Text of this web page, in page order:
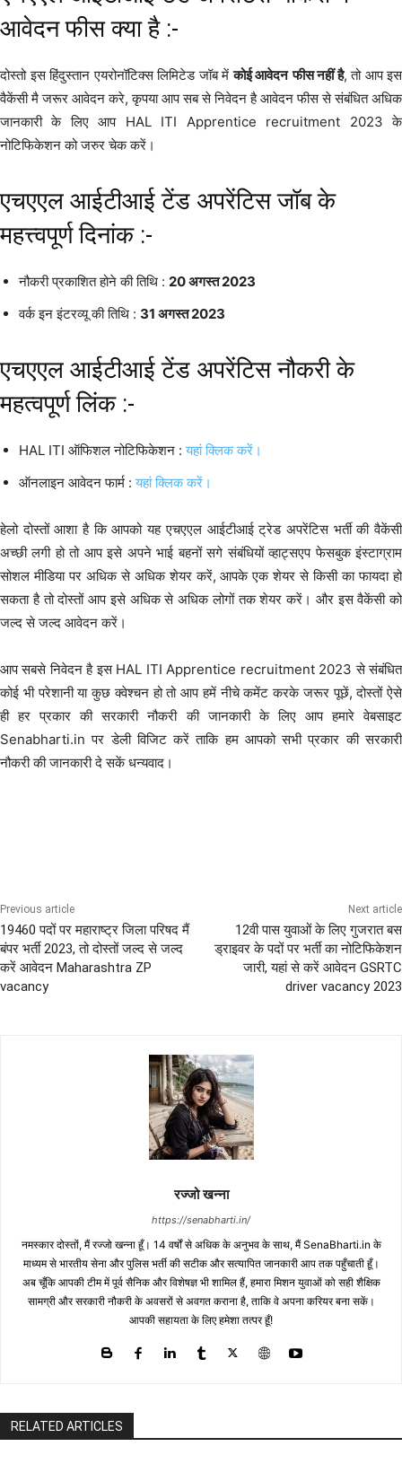
आवेदन फीस क्या है :-
दोस्तो इस हिंदुस्तान एयरोनॉटिक्स लिमिटेड जॉब मेंकोई आवेदन फीस नहीं है, तो आप इस
वैकेंसी मै जरूर आवेदन करे, कृपया आप सब से निवेदन है आवेदन फीस से संबंधित अधिक
जानकारी के लिए आप HAL ITI Apprentice recruitment 2023 के
नोटिफिकेशन को जरुर चेक करें।
एचएएल आईटीआई टेंड अपरेंटिस जॉब के
महत्त्वपूर्ण दिनांक :-
नौकरी प्रकाशित होने की तिथि : 20 अगस्त 2023
वर्क इन इंटरव्यू की तिथि : 31 अगस्त 2023
एचएएल आईटीआई टेंड अपरेंटिस नौकरी के
महत्वपूर्ण लिंक :-
HAL ITI ऑफिशल नोटिफिकेशन :यहां क्लिक करें।
ऑनलाइन आवेदन फार्म :यहां क्लिक करें।
हेलो दोस्तों आशा है कि आपको यह एचएएल आईटीआई ट्रेड अपरेंटिस भर्ती की वैकेंसी
अच्छी लगी हो तो आप इसे अपने भाई बहनों सगे संबंधियों व्हाट्सएप फेसबुक इंस्टाग्राम
सोशल मीडिया पर अधिक से अधिक शेयर करें, आपके एक शेयर से किसी का फायदा हो
सकता है तो दोस्तों आप इसे अधिक से अधिक लोगों तक शेयर करें। और इस वैकेंसी को
जल्द से जल्द आवेदन करें।
आप सबसे निवेदन है इस HAL ITI Apprentice recruitment 2023 से संबंधित
कोई भी परेशानी या कुछ क्वेश्चन हो तो आप हमें नीचे कमेंट करके जरूर पूछें, दोस्तों ऐसे
ही हर प्रकार की सरकारी नौकरी की जानकारी के लिए आप हमारे वेबसाइट
Senabharti.in पर डेली विजिट करें ताकि हम आपको सभी प्रकार की सरकारी
नौकरी की जानकारी दे सकें धन्यवाद।
Previous article
19460 पदों पर महाराष्ट्र जिला परिषद मैं
बंपर भर्ती 2023, तो दोस्तों जल्द से जल्द
करें आवेदन Maharashtra ZP
vacancy
Next article
12वी पास युवाओं के लिए गुजरात बस
ड्राइवर के पदों पर भर्ती का नोटिफिकेशन
जारी, यहां से करें आवेदन GSRTC
driver vacancy 2023
रज्जो खन्ना
https://senabharti.in/
नमस्कार दोस्तों, मैं रज्जो खन्ना हूँ। 14 वर्षों से अधिक के अनुभव के साथ, मैं SenaBharti.in के
माध्यम से भारतीय सेना और पुलिस भर्ती की सटीक और सत्यापित जानकारी आप तक पहुँचाती हूँ।
अब चूँकि आपकी टीम में पूर्व सैनिक और विशेषज्ञ भी शामिल हैं, हमारा मिशन युवाओं को सही शैक्षिक
सामग्री और सरकारी नौकरी के अवसरों से अवगत कराना है, ताकि वे अपना करियर बना सकें।
आपकी सहायता के लिए हमेशा तत्पर हूँ!
RELATED ARTICLES